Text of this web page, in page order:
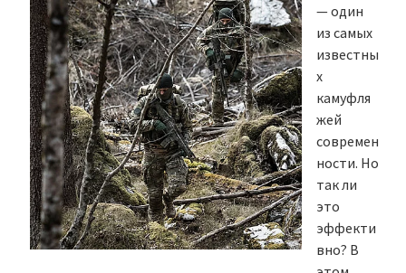
— один
из самых
известны
х
камуфля
жей
современ
ности. Но
так ли
это
эффекти
вно? В